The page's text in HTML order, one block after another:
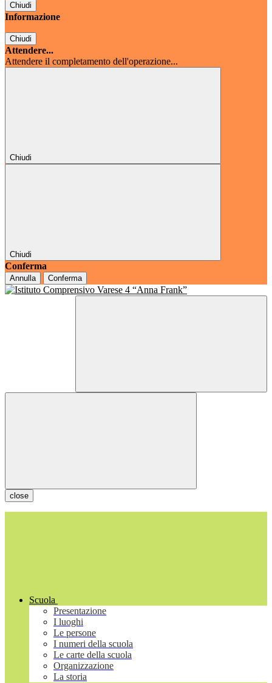
Chiudi
Informazione
Chiudi
Attendere...
Attendere il completamento dell'operazione...
Chiudi
Chiudi
Conferma
Annulla Conferma
close
Scuola
Presentazione
I luoghi
Le persone
I numeri della scuola
Le carte della scuola
Organizzazione
La storia